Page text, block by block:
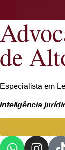
de
Especialista em
Inteligência